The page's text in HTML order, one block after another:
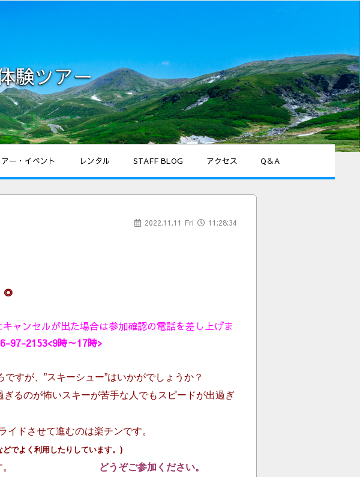
験ツアー
ー・イベント レンタル STAFF BLOG アクセス Q＆A
2022.11.11 Fri 11:28:34
◎
キャンセルが出た場合は参加確認の電話を差し上げま
97-2153<9時～17時>
すが、”スキーシュー”はいかがでしょうか？
るのが怖いスキーが苦手な人でもスピードが出過ぎ
ドさせて進むのは楽チンです。
でよく利用したりしています。)
ーを行います。 どうぞご参加ください。